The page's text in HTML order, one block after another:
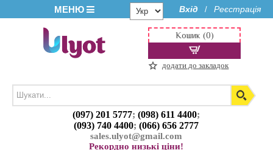
МЕНЮ Вхід / Реєстрація
(097) 201 5777;(098) 611 4400;
(093) 740 4400;(066) 656 2777
sales.ulyot@gmail.com
Рекордно низькі ціни!
Кошик (0)
додати до закладок